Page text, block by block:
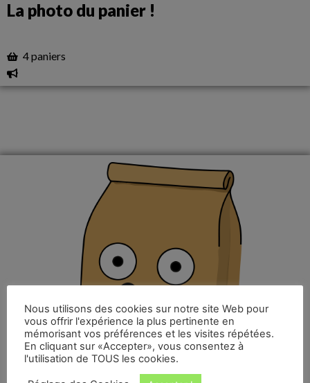
La photo du panier !
4 paniers
Nous utilisons des cookies sur notre site Web pour
vous offrir l'expérience la plus pertinente en
mémorisant vos préférences et les visites répétées.
En cliquant sur «Accepter», vous consentez à
l'utilisation de TOUS les cookies.